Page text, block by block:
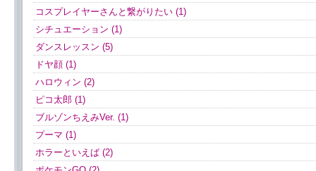
コスプレイヤーさんと繋がりたい (1)
シチュエーション (1)
ダンスレッスン (5)
ドヤ顔 (1)
ハロウィン (2)
ピコ太郎 (1)
ブルゾンちえみVer. (1)
プーマ (1)
ホラーといえば (2)